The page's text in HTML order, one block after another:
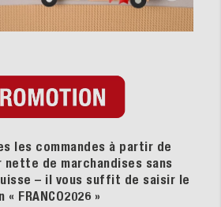
les commandes à partir de
nette de marchandises sans
– il vous suffit de saisir le
FRANCO2026 »